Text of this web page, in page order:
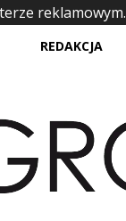
reklamowym.
REDAKCJA